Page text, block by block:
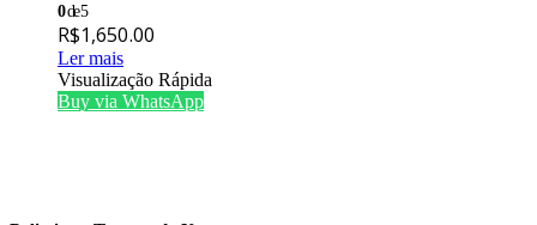
0de 5
R$1,650.00
Ler mais
Visualização Rápida
Buy via WhatsApp